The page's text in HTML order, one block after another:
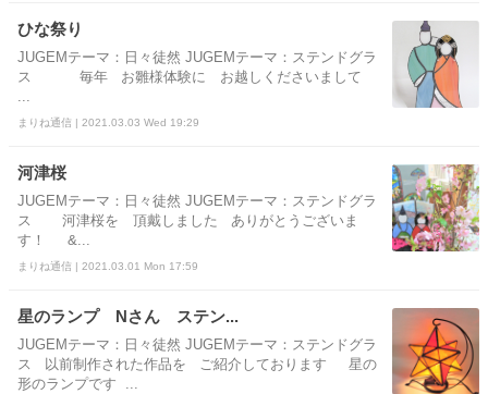
ひな祭り
JUGEMテーマ：日々徒然 JUGEMテーマ：ステンドグラ
ス 毎年 お雛様体験に お越しくださいまして
まりね通信 | 2021.03.03 Wed 19:29
河津桜
JUGEMテーマ：日々徒然 JUGEMテーマ：ステンドグラ
ス 河津桜を 頂戴しました ありがとうございま
す！ &...
まりね通信 | 2021.03.01 Mon 17:59
星のランプ Nさん ステン...
JUGEMテーマ：日々徒然 JUGEMテーマ：ステンドグラ
ス 以前制作された作品を ご紹介しております 星の
形のランプです ...